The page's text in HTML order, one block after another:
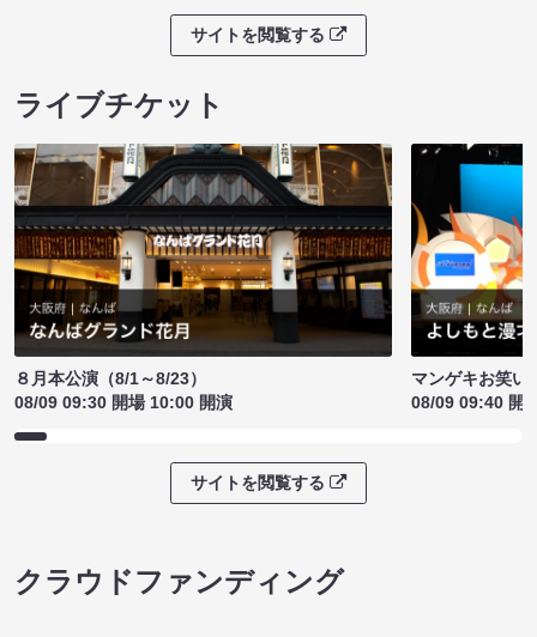
サイトを閲覧する
ライブチケット
８月本公演（8/1～8/23）
08/09 09:30 開場 10:00 開演
マンゲキお笑い
08/09 09:40 開
サイトを閲覧する
クラウドファンディング